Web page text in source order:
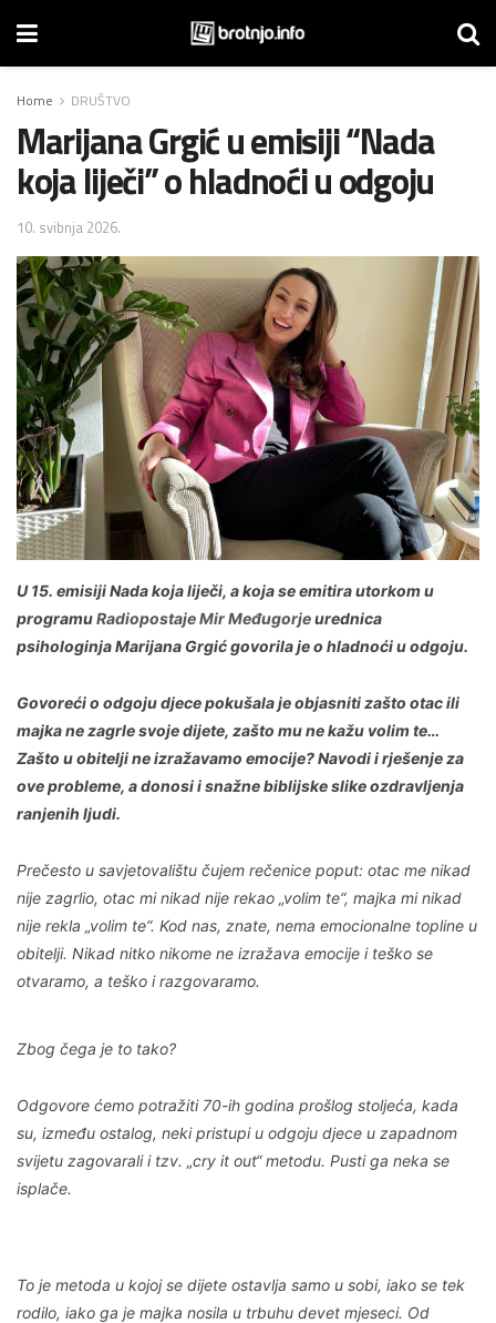
Home DRUŠTVO
Marijana Grgić u emisiji “Nada
koja liječi” o hladnoći u odgoju
10. svibnja 2026.
U 15. emisiji Nada koja liječi, a koja se emitira utorkom u
programuRadiopostaje Mir Međugorjeurednica
psihologinja Marijana Grgić govorila je o hladnoći u odgoju.
Govoreći o odgoju djece pokušala je objasniti zašto otac ili
majka ne zagrle svoje dijete, zašto mu ne kažu volim te…
Zašto u obitelji ne izražavamo emocije? Navodi i rješenje za
ove probleme, a donosi i snažne biblijske slike ozdravljenja
ranjenih ljudi.
Prečesto u savjetovalištu čujem rečenice poput: otac me nikad
nije zagrlio, otac mi nikad nije rekao „volim te“, majka mi nikad
nije rekla „volim te“. Kod nas, znate, nema emocionalne topline u
obitelji. Nikad nitko nikome ne izražava emocije i teško se
otvaramo, a teško i razgovaramo.
Zbog čega je to tako?
Odgovore ćemo potražiti 70-ih godina prošlog stoljeća, kada
su, između ostalog, neki pristupi u odgoju djece u zapadnom
svijetu zagovarali i tzv. „cry it out“ metodu. Pusti ga neka se
isplače.
To je metoda u kojoj se dijete ostavlja samo u sobi, iako se tek
rodilo, iako ga je majka nosila u trbuhu devet mjeseci. Od